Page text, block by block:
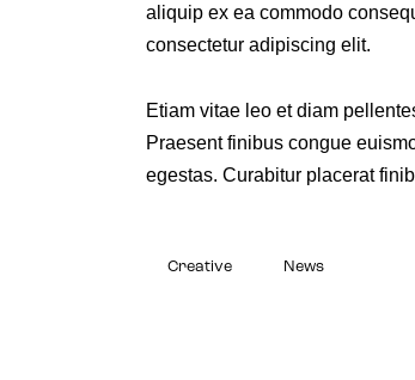
aliquip ex ea commodo
consectetur adipiscing elit.
Etiam vitae leo et diam
Praesent finibus congue
egestas. Curabitur placerat
Creative News